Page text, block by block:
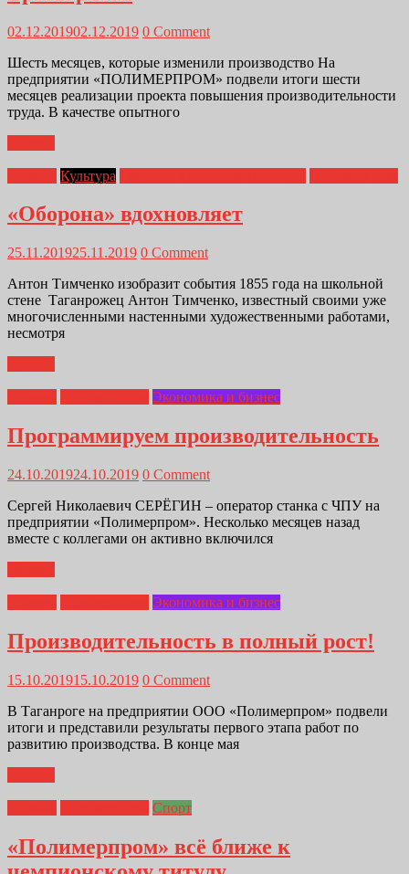
02.12.201902.12.2019 0 Comment
Шесть месяцев, которые изменили производство На
предприятии «ПОЛИМЕРПРОМ» подвели итоги шести
месяцев реализации проекта повышения производительности
труда. В качестве опытного
Культура
«Оборона» вдохновляет
25.11.201925.11.2019 0 Comment
Антон Тимченко изобразит события 1855 года на школьной
стене Таганрожец Антон Тимченко, известный своими уже
многочисленными настенными художественными работами,
несмотря
Экономика и бизнес
Программируем производительность
24.10.201924.10.2019 0 Comment
Сергей Николаевич СЕРЁГИН – оператор станка с ЧПУ на
предприятии «Полимерпром». Несколько месяцев назад
вместе с коллегами он активно включился
Экономика и бизнес
Производительность в полный рост!
15.10.201915.10.2019 0 Comment
В Таганроге на предприятии ООО «Полимерпром» подвели
итоги и представили результаты первого этапа работ по
развитию производства. В конце мая
Спорт
«Полимерпром» всё ближе к